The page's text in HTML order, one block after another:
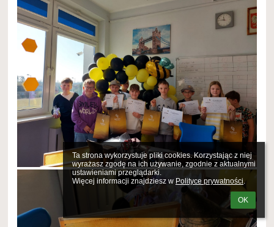
Ta strona wykorzystuje pliki cookies. Korzystając z niej
wyrażasz zgodę na ich używanie, zgodnie z aktualnymi
ustawieniami przeglądarki.
Więcej informacji znajdziesz w Polityce prywatności.
OK